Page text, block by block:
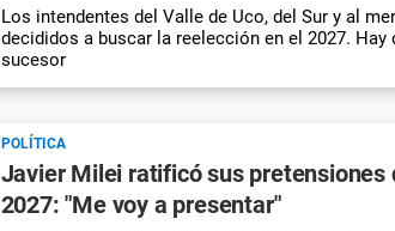
Los intendentes del Valle de Uco, del Sur y al
decididos a buscar la reelección en el 2027.
sucesor
POLÍTICA
Javier Milei ratificó sus pretensiones
2027: "Me voy a presentar"